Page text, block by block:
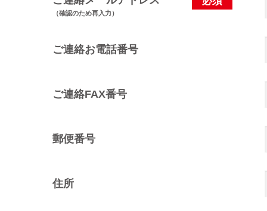
（確認のため再入力）
ご連絡お電話番号
ご連絡FAX番号
郵便番号
住所